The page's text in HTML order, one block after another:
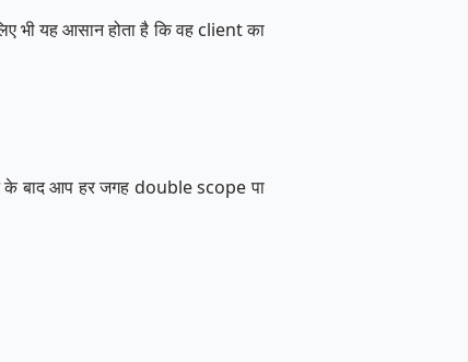
यह आसान होता है कि वह client का
बाद आप हर जगह double scope पा